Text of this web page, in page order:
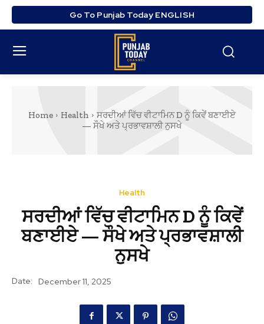
Go To Punjab Today ENGLISH
Home Health
ਸਰਦੀਆਂ ਵਿੱਚ ਵੀਟਾਮਿਨ D ਨੂੰ ਕਿਵੇਂ ਬਣਾਈਏ
— ਸੌਖੇ ਅਤੇ ਪ੍ਰਭਾਵਸ਼ਾਲੀ ਨੁਸਖੇ
Health
ਸਰਦੀਆਂ ਵਿੱਚ ਵੀਟਾਮਿਨ D ਨੂੰ ਕਿਵੇਂ
ਬਣਾਈਏ — ਸੌਖੇ ਅਤੇ ਪ੍ਰਭਾਵਸ਼ਾਲੀ
ਨੁਸਖੇ
Date: December 11, 2025